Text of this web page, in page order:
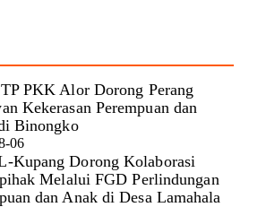
PKK Alor Dorong Perang
Kekerasan Perempuan dan
Binongko
06
Kupang Dorong Kolaborasi
Melalui FGD Perlindungan
dan Anak di Desa Lamahala